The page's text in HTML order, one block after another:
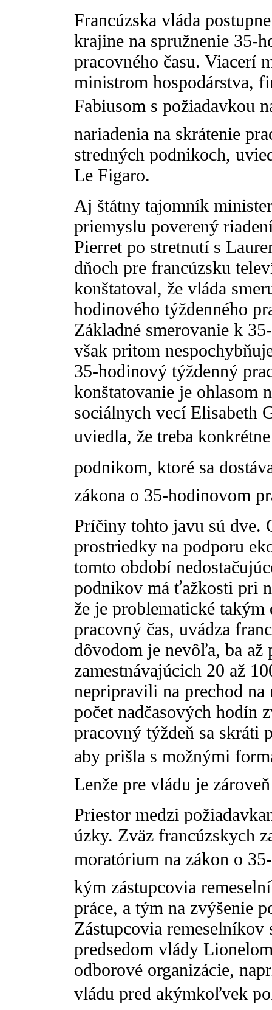
Francúzska vláda
krajine na spružnenie 35-
pracovného času. Viacerí
ministrom hospodárstva,
Fabiusom s požiadavkou
nariadenia na skrátenie
stredných podnikoch,
Le Figaro.
Aj štátny tajomník
priemyslu poverený
Pierret po stretnutí s
dňoch pre francúzsku
konštatoval, že vláda
hodinového týždenného
Základné smerovanie k
však pritom
35-hodinový týždenný
konštatovanie je ohlasom
sociálnych vecí Elisabeth
uviedla, že treba
podnikom, ktoré sa
zákona o 35-hodinovom
Príčiny tohto javu sú dve.
prostriedky na podporu
tomto období
podnikov má ťažkosti pri
že je problematické
pracovný čas, uvádza
dôvodom je nevôľa, ba až
zamestnávajúcich 20 až
nepripravili na prechod
počet nadčasových hodín
pracovný týždeň sa skráti
aby prišla s možnými
Lenže pre vládu je
Priestor medzi
úzky. Zväz francúzskych
moratórium na zákon o
kým zástupcovia
práce, a tým na zvýšenie
Zástupcovia
predsedom vlády
odborové organizácie,
vládu pred akýmkoľvek